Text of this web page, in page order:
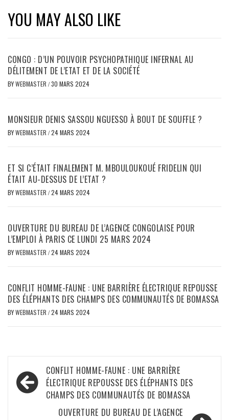
YOU MAY ALSO LIKE
CONGO : D’UN POUVOIR PSYCHOPATHIQUE INFERNAL AU
DÉLITEMENT DE L’ETAT ET DE LA SOCIÉTÉ
BYWEBMASTER /30 MARS 2024
MONSIEUR DENIS SASSOU NGUESSO À BOUT DE SOUFFLE ?
BYWEBMASTER /24 MARS 2024
ET SI C’ÉTAIT FINALEMENT M. MBOULOUKOUÉ FRIDELIN QUI
ÉTAIT AU-DESSUS DE L’ETAT ?
BYWEBMASTER /24 MARS 2024
OUVERTURE DU BUREAU DE L’AGENCE CONGOLAISE POUR
L’EMPLOI À PARIS CE LUNDI 25 MARS 2024
BYWEBMASTER /24 MARS 2024
CONFLIT HOMME-FAUNE : UNE BARRIÈRE ÉLECTRIQUE REPOUSSE
DES ÉLÉPHANTS DES CHAMPS DES COMMUNAUTÉS DE BOMASSA
BYWEBMASTER /24 MARS 2024
Navigation
de
l’article
CONFLIT HOMME-FAUNE : UNE BARRIÈRE
ÉLECTRIQUE REPOUSSE DES ÉLÉPHANTS DES
CHAMPS DES COMMUNAUTÉS DE BOMASSA
OUVERTURE DU BUREAU DE L’AGENCE